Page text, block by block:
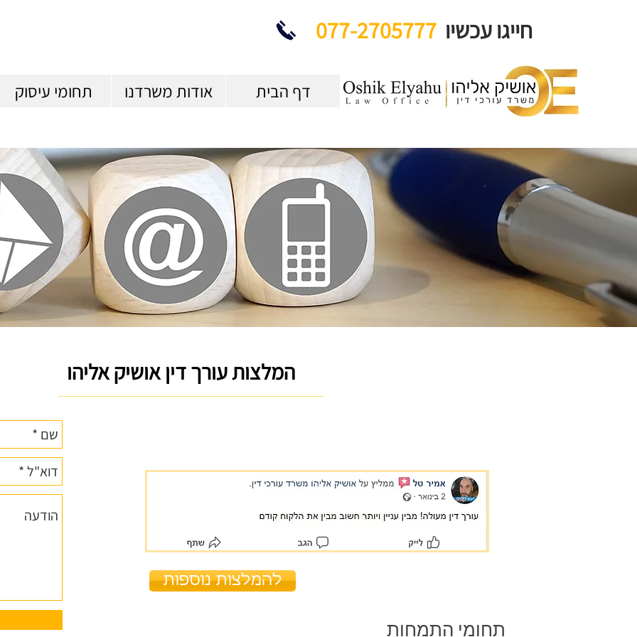
חייגו עכשיו
תחומי עיסוק אודות משרדנו דף הבית
המלצות עורך דין אושיק אליהו
להמלצות נוספות
תחומי התמחות